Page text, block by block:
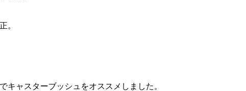
。
キャスターブッシュをオススメしました。